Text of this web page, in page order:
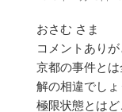
おさむ さま
コメントありが
京都の事件と
解の相違でしょ
極限状態とは